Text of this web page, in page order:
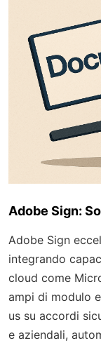
Adobe Sign:
Adobe Sign
integrando
cloud come
ampi di modulo
us su accordi
e aziendali,